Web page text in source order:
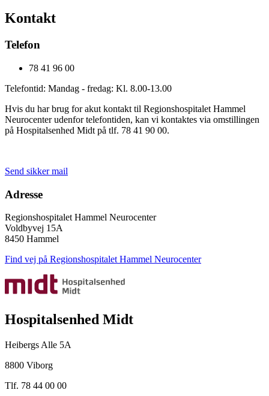
Kontakt
Telefon
78 41 96 00
Telefontid: Mandag - fredag: Kl. 8.00-13.00
Hvis du har brug for akut kontakt til Regionshospitalet Hammel
Neurocenter udenfor telefontiden, kan vi kontaktes via omstillingen
på Hospitalsenhed Midt på tlf. 78 41 90 00.
Send sikker mail
Adresse
Regionshospitalet Hammel Neurocenter
Voldbyvej 15A
8450 Hammel
Find vej på Regionshospitalet Hammel Neurocenter
Hospitalsenhed Midt
Heibergs Alle 5A
8800 Viborg
Tlf. 78 44 00 00